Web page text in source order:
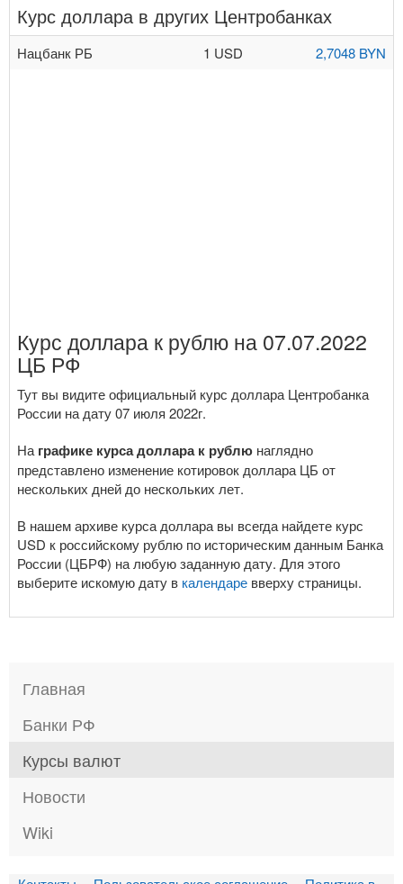
Курс доллара в других Центробанках
Нацбанк РБ 1 USD 2,7048 BYN
Курс доллара к рублю на 07.07.2022
ЦБ РФ
Тут вы видите официальный курс доллара Центробанка
России на дату 07 июля 2022г.
На графике курса доллара к рублю наглядно
представлено изменение котировок доллара ЦБ от
нескольких дней до нескольких лет.
В нашем архиве курса доллара вы всегда найдете курс
USD к российскому рублю по историческим данным Банка
России (ЦБРФ) на любую заданную дату. Для этого
выберите искомую дату в календаре вверху страницы.
Главная
Банки РФ
Курсы валют
Новости
Wiki